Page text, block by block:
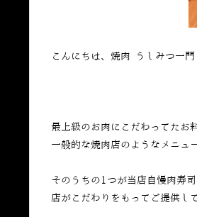
こんにちは、焼肉 うしみつ一門
最上級のお肉にこだわってたお
一般的な焼肉店のようなメニュ
そのうちの1つが当店自慢肉寿
店がこだわりをもってご提供し